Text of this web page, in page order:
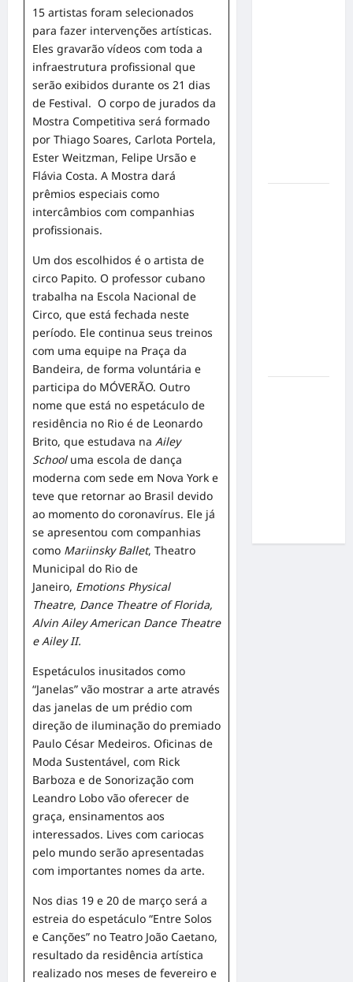
15 artistas foram selecionados
para fazer intervenções artísticas.
Eles gravarão vídeos com toda a
infraestrutura profissional que
serão exibidos durante os 21 dias
de Festival. O corpo de jurados da
Mostra Competitiva será formado
por Thiago Soares, Carlota Portela,
Ester Weitzman, Felipe Ursão e
Flávia Costa. A Mostra dará
prêmios especiais como
intercâmbios com companhias
profissionais.
Um dos escolhidos é o artista de
circo Papito. O professor cubano
trabalha na Escola Nacional de
Circo, que está fechada neste
período. Ele continua seus treinos
com uma equipe na Praça da
Bandeira, de forma voluntária e
participa do MÓVERÃO. Outro
nome que está no espetáculo de
residência no Rio é de Leonardo
Brito, que estudava na Ailey
Schooluma escola de dança
moderna com sede em Nova York e
teve que retornar ao Brasil devido
ao momento do coronavírus. Ele já
se apresentou com companhias
como Mariinsky Ballet, Theatro
Municipal do Rio de
Janeiro, Emotions Physical
Theatre, Dance Theatre of Florida,
Alvin Ailey American Dance Theatre
e Ailey II.
Espetáculos inusitados como
“Janelas” vão mostrar a arte através
das janelas de um prédio com
direção de iluminação do premiado
Paulo César Medeiros. Oficinas de
Moda Sustentável, com Rick
Barboza e de Sonorização com
Leandro Lobo vão oferecer de
graça, ensinamentos aos
interessados. Lives com cariocas
pelo mundo serão apresentadas
com importantes nomes da arte.
Nos dias 19 e 20 de março será a
estreia do espetáculo “Entre Solos
e Canções” no Teatro João Caetano,
resultado da residência artística
realizado nos meses de fevereiro e